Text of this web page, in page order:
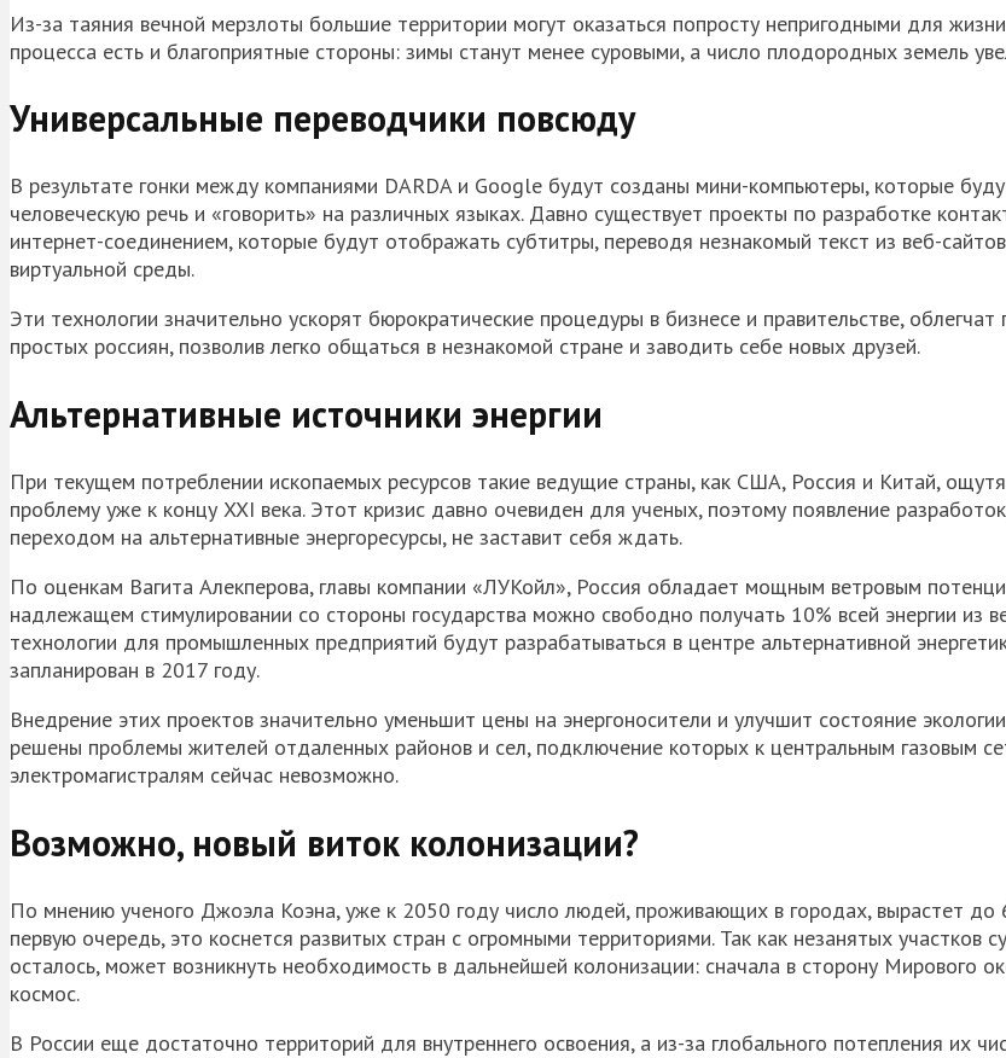
Из-за таяния вечной мерзлоты большие территории могут оказаться попросту непригодными для
процесса есть и благоприятные стороны: зимы станут менее суровыми, а число плодородных земель
Универсальные переводчики повсюду
В результате гонки между компаниями DARDA и Google будут созданы мини-компьютеры, которые
человеческую речь и «говорить» на различных языках. Давно существует проекты по разработке
интернет-соединением, которые будут отображать субтитры, переводя незнакомый текст из веб-
виртуальной среды.
Эти технологии значительно ускорят бюрократические процедуры в бизнесе и правительстве,
простых россиян, позволив легко общаться в незнакомой стране и заводить себе новых друзей.
Альтернативные источники энергии
При текущем потреблении ископаемых ресурсов такие ведущие страны, как США, Россия и Китай,
проблему уже к концу XXI века. Этот кризис давно очевиден для ученых, поэтому появление
переходом на альтернативные энергоресурсы, не заставит себя ждать.
По оценкам Вагита Алекперова, главы компании «ЛУКойл», Россия обладает мощным ветровым
надлежащем стимулировании со стороны государства можно свободно получать 10% всей энергии из
технологии для промышленных предприятий будут разрабатываться в центре альтернативной
запланирован в 2017 году.
Внедрение этих проектов значительно уменьшит цены на энергоносители и улучшит состояние
решены проблемы жителей отдаленных районов и сел, подключение которых к центральным газовым
электромагистралям сейчас невозможно.
Возможно, новый виток колонизации?
По мнению ученого Джоэла Коэна, уже к 2050 году число людей, проживающих в городах, вырастет до
первую очередь, это коснется развитых стран с огромными территориями. Так как незанятых участков
осталось, может возникнуть необходимость в дальнейшей колонизации: сначала в сторону Мирового
космос.
В России еще достаточно территорий для внутреннего освоения, а из-за глобального потепления их